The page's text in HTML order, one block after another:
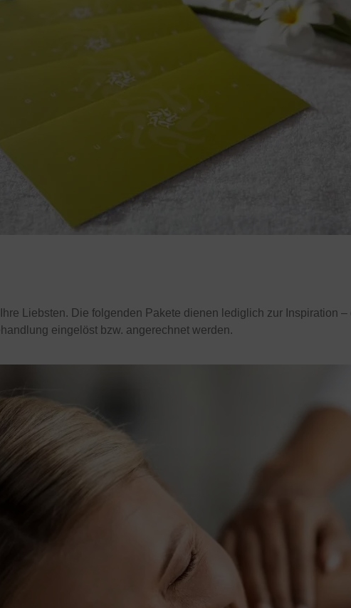
Liebsten. Die folgenden Pakete dienen lediglich zur Inspiration
eingelöst bzw. angerechnet werden.